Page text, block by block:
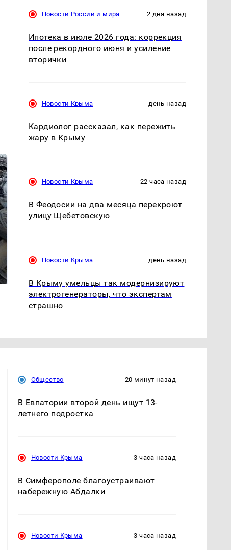
На Урале из казны
были украдены 18
никто не ждал: как
Новости России и мира 2 дня назад
Ипотека в июле 2026 года: коррекция
после рекордного июня и усиление
вторички
Новости Крыма день назад
Кардиолог рассказал, как пережить
жару в Крыму
Новости Крыма 22 часа назад
В Феодосии на два месяца перекроют
улицу Щебетовскую
Новости Крыма день назад
В Крыму умельцы так модернизируют
электрогенераторы, что экспертам
страшно
Общество 20 минут назад
В Евпатории второй день ищут 13-
летнего подростка
Новости Крыма 3 часа назад
В Симферополе благоустраивают
набережную Абдалки
Новости Крыма 3 часа назад